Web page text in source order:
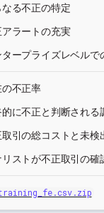
なる不正の特定
ラートの充実
タープライズレベルで
不正率
に不正と判断される
引の総コストと未検
リストが不正取引の確